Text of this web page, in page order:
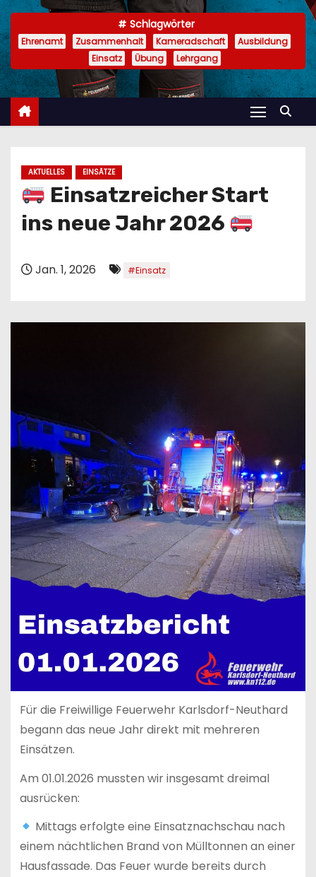
n
Schlagwörter
Ehrenamt Zusammenhalt Kameradschaft
Ausbildung
Einsatz
Übung Lehrgang
AKTUELLES EINSÄTZE
Einsatzreicher Start
ins neue Jahr 2026
Jan. 1, 2026 #Einsatz
Für die Freiwillige Feuerwehr Karlsdorf-Neuthard
begann das neue Jahr direkt mit mehreren
Einsätzen.
Am 01.01.2026 mussten wir insgesamt dreimal
ausrücken:
Mittags erfolgte eine Einsatznachschau nach
einem nächtlichen Brand von Mülltonnen an einer
Hausfassade. Das Feuer wurde bereits durch